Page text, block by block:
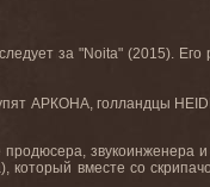
за "Noita" (2015). Его
АРКОНА, голландцы
звукоинженера
вместе со